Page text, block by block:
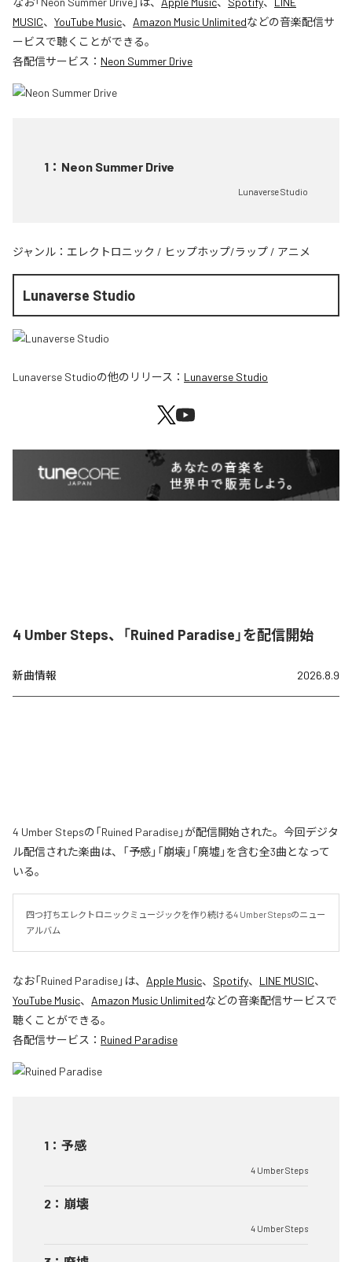
MUSIC、 YouTube Music、 Amazon Music Unlimitedなどの音楽配信サ
ービスで聴くことができる。
各配信サービス： Neon Summer Drive
1 ： Neon Summer Drive
Lunaverse Studio
ジャンル： エレクトロニック / ヒップホップ/ラップ / アニメ
Lunaverse Studio
Lunaverse Studioの他のリリース： Lunaverse Studio
4 Umber Steps、「Ruined Paradise」を配信開始
新曲情報 2026.8.9
4 Umber Stepsの「Ruined Paradise」が配信開始された。今回デジタ
ル配信された楽曲は、「予感」「崩壊」「廃墟」を含む全3曲となって
いる。
四つ打ちエレクトロニックミュージックを作り続ける4 Umber Stepsのニュー
アルバム
なお「Ruined Paradise」は、 Apple Music、 Spotify、 LINE MUSIC、
YouTube Music、 Amazon Music Unlimitedなどの音楽配信サービスで
聴くことができる。
各配信サービス： Ruined Paradise
1 ： 予感
4 Umber Steps
2 ： 崩壊
4 Umber Steps